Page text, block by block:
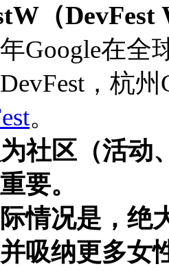
（
Google在全
，杭
。
社区（活动
要。
情况是，绝
吸纳更多女